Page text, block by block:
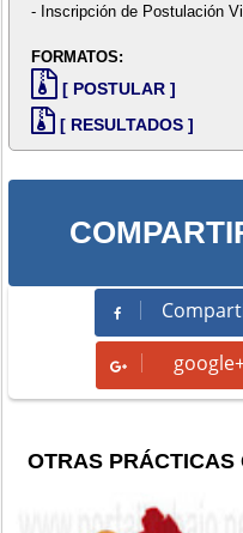
- Inscripción de Postulación
FORMATOS:
[ POSTULAR ]
[ RESULTADOS ]
Compartir
OTRAS PRÁCTICAS